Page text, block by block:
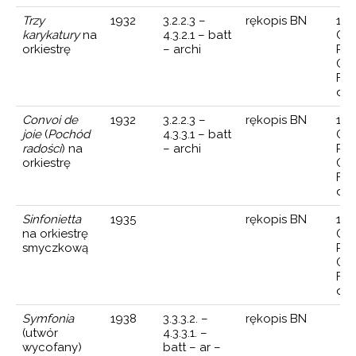
WIOLONCZELOWY
WIOLONCZELOWY
SMYCZKOWY
SMYCZKOWY
SMYCZKOWY
NA ORKIESTRĘ
SYMFONICZNE
SMYCZKI, TRĄBKI I PERKUSJĘ
SKRZYPCE I FORTEPIAN
Trzy
karykaturyna
orkiestrę
1932
3.2.2.3 –
4.3.2.1 – batt
– archi
rękopis BN
Convoi de
joie(Pochód
radości) na
orkiestrę
1932
3.2.2.3 –
4.3.3.1 – batt
– archi
rękopis BN
Sinfonietta
na orkiestrę
smyczkową
1935 rękopis BN
Symfonia
(utwór
wycofany)
1938
3.3.3.2. –
4.3.3.1. –
batt – ar –
rękopis BN